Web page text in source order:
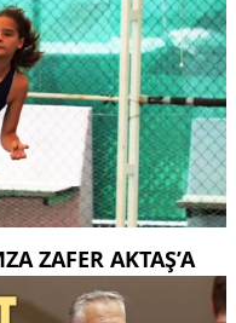
ZAFER AKTAŞ’A